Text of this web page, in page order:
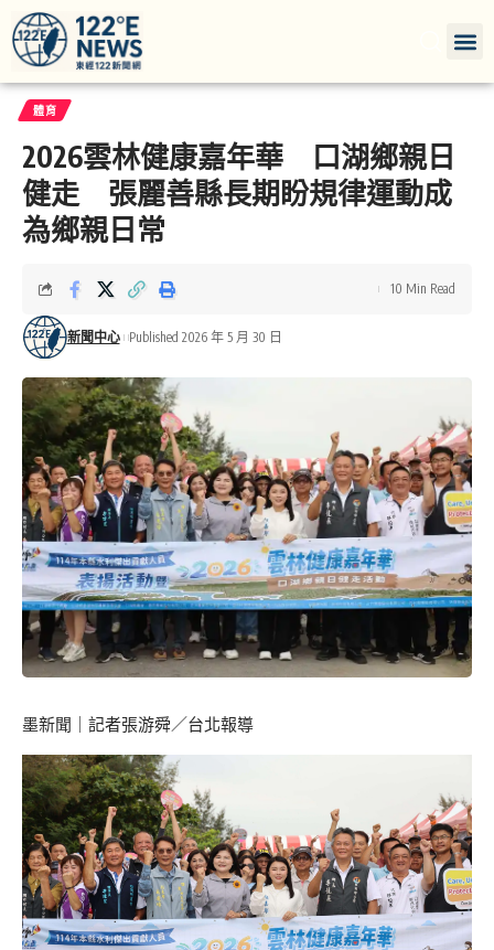
體育
2026雲林健康嘉年華 口湖鄉親日
健走 張麗善縣長期盼規律運動成
為鄉親日常
新聞中心 Published 2026 年 5 月 30 日
10 Min Read
墨新聞 ｜記者張游舜／台北報導